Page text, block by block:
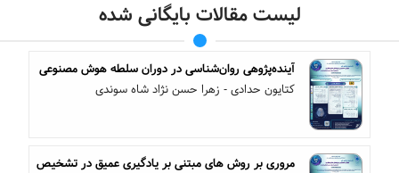
لیست مقالات بایگانی شده
آینده‌پژوهی روان‌شناسی در دوران سلطه هوش مصنوعی
کتایون حدادی - زهرا حسن نژاد شاه سوندی
مروری بر روش های مبتنی بر یادگیری عمیق در تشخیص